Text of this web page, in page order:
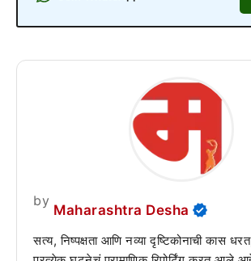
by
Maharashtra Desha
सत्य, निष्पक्षता आणि नव्या दृष्टिकोनाची कास